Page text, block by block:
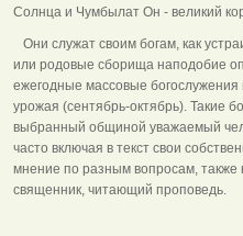
Солнца и Чумбылат Он - великий
Они служат своим богам, как
или родовые сборища наподобие
ежегодные массовые
урожая (сентябрь-октябрь). Такие
выбранный общиной уважаемый
часто включая в текст свои
мнение по разным вопросам, также
священник, читающий проповедь.